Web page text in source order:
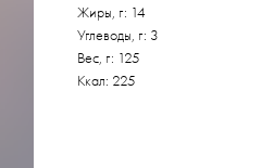
Жиры, г: 14
Углеводы, г: 3
Вес, г: 125
Ккал: 225